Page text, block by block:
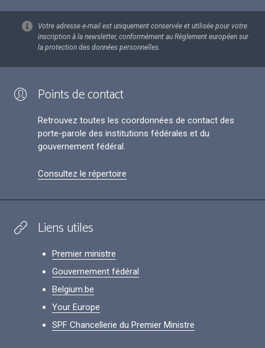
Votre adresse e-mail est uniquement conservée et utilisée pour votre
inscription à la newsletter, conformément au Règlement européen sur
la protection des données personnelles.
Points de contact
Retrouvez toutes les coordonnées de contact des
porte-parole des institutions fédérales et du
gouvernement fédéral.
Consultez le répertoire
Liens utiles
Premier ministre
Gouvernement fédéral
Belgium.be
Your Europe
SPF Chancellerie du Premier Ministre